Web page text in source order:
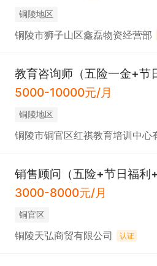
有意向请点击→申请职位→电
在铜陵人才网看到的
铜陵地区
铜陵市狮子山区鑫磊物资经营部
教育咨询师（五险一金+节
5000-10000元/月
铜陵地区
铜陵市铜官区红祺教育培训中心
销售顾问（五险+节日福利+
3000-8000元/月
铜官区
铜陵天弘商贸有限公司 认证